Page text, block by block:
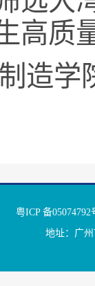
高质
制造
粤ICP 备
地址：广